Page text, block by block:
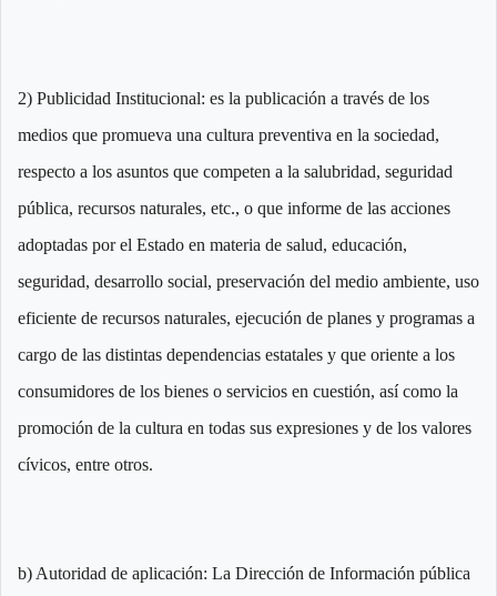
2) Publicidad Institucional: es la publicación a través de los
medios que promueva una cultura preventiva en la sociedad,
respecto a los asuntos que competen a la salubridad, seguridad
pública, recursos naturales, etc., o que informe de las acciones
adoptadas por el Estado en materia de salud, educación,
seguridad, desarrollo social, preservación del medio ambiente, uso
eficiente de recursos naturales, ejecución de planes y programas a
cargo de las distintas dependencias estatales y que oriente a los
consumidores de los bienes o servicios en cuestión, así como la
promoción de la cultura en todas sus expresiones y de los valores
cívicos, entre otros.
b) Autoridad de aplicación: La Dirección de Información pública